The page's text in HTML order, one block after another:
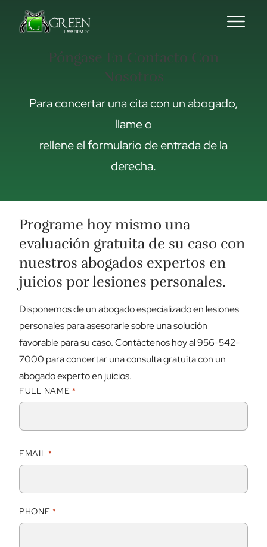
Póngase En Contacto Con
Nosotros
Para concertar una cita con un abogado,
llame o
rellene el formulario de entrada de la
derecha.
Programe hoy mismo una
evaluación gratuita de su caso con
nuestros abogados expertos en
juicios por lesiones personales.
Disponemos de un abogado especializado en lesiones
personales para asesorarle sobre una solución
favorable para su caso. Contáctenos hoy al 956-542-
7000 para concertar una consulta gratuita con un
abogado experto en juicios.
FULL NAME *
o
m
b
EMAIL *
PHONE *